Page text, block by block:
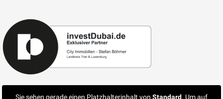
Sie sehen gerade einen Platzhalterinhalt von Standard. Um auf